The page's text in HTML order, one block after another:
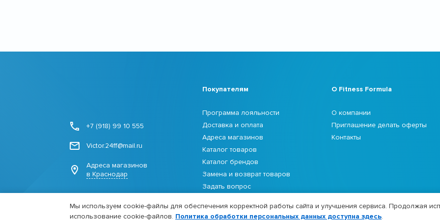
+7 (918) 99 10 555
Victor.24ff@mail.ru
Адреса магазинов
в Краснодар
Покупателям
Программа лояльности
Доставка и оплата
Адреса магазинов
Каталог товаров
Каталог брендов
Замена и возврат товаров
Задать вопрос
О Fitness Formula
О компании
Приглашение делать оферты
Контакты
Мы используем cookie-файлы для обеспечения корректной работы сайта и улучшения сервиса. Продолжая
использование cookie-файлов. Политика обработки персональных данных доступна здесь.